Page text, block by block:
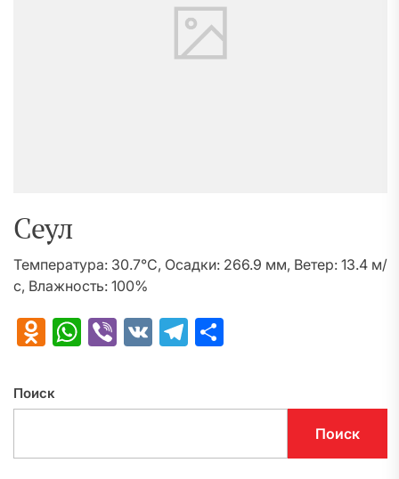
Сеул
Температура: 30.7°C, Осадки: 266.9 мм, Ветер: 13.4 м/
с, Влажность: 100%
Odnoklassniki
WhatsApp
Viber
VK Telegram
Поиск
Поиск